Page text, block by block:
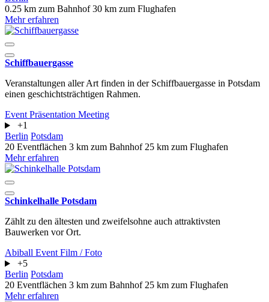
0.25 km zum Bahnhof30 km zum Flughafen
Mehr erfahren
Schiffbauergasse
Veranstaltungen aller Art finden in der Schiffbauergasse in Potsdam
einen geschichtsträchtigen Rahmen.
Event Präsentation Meeting
+1
Berlin Potsdam
20 Eventflächen 3 km zum Bahnhof 25 km zum Flughafen
Mehr erfahren
Schinkelhalle Potsdam
Zählt zu den ältesten und zweifelsohne auch attraktivsten
Bauwerken vor Ort.
Abiball Event Film / Foto
+5
Berlin Potsdam
20 Eventflächen 3 km zum Bahnhof 25 km zum Flughafen
Mehr erfahren